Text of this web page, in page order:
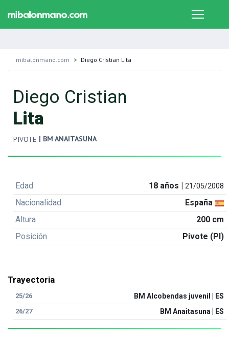
mibalonmano.com Diego Cristian Lita
Diego Cristian
Lita
PIVOTE | BM ANAITASUNA
Edad 18 años |21/05/2008
Nacionalidad
España
Altura
200 cm
Posición
Pivote (PI)
Trayectoria
25/26 BM Alcobendas juvenil | ES
26/27 BM Anaitasuna | ES